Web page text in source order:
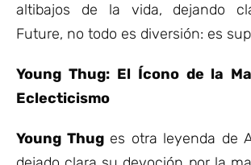
altibajos de la vida, dejando
Future, no todo es diversión: es
Young Thug: El Ícono de la
Eclecticismo
Young Thuges otra leyenda de